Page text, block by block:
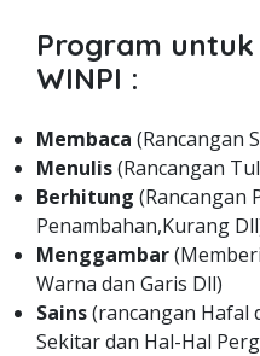
Program untuk
WINPI :
Membaca (Rancangan
Menulis(Rancangan
Berhitung (Rancangan
Penambahan,Kurang
Menggambar
Warna dan Garis Dll)
Sains(rancangan Hafal
Sekitar dan Hal-Hal